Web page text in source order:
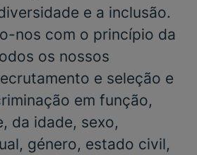
e a inclusão.
nos com o princípio da
os nossos
e seleção e
em função,
da idade, sexo,
género, estado civil,